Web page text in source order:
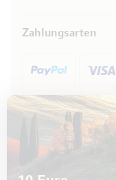
Zahlungsarten
Rechnung